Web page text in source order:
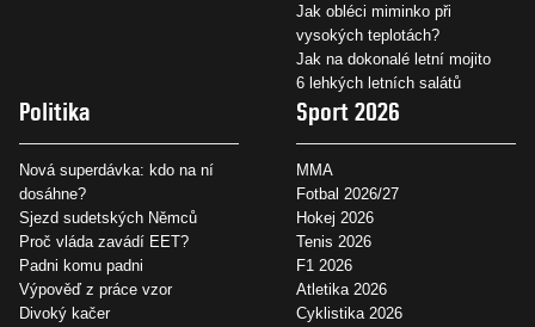
Jak obléci miminko při
vysokých teplotách?
Jak na dokonalé letní mojito
6 lehkých letních salátů
Politika
Nová superdávka: kdo na ní
dosáhne?
Sjezd sudetských Němců
Proč vláda zavádí EET?
Padni komu padni
Výpověď z práce vzor
Divoký kačer
Sport 2026
MMA
Fotbal 2026/27
Hokej 2026
Tenis 2026
F1 2026
Atletika 2026
Cyklistika 2026